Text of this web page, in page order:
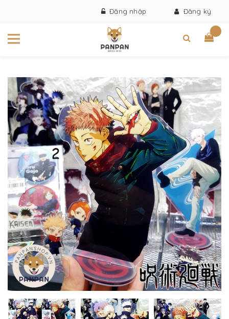
Đăng nhập Đăng ký